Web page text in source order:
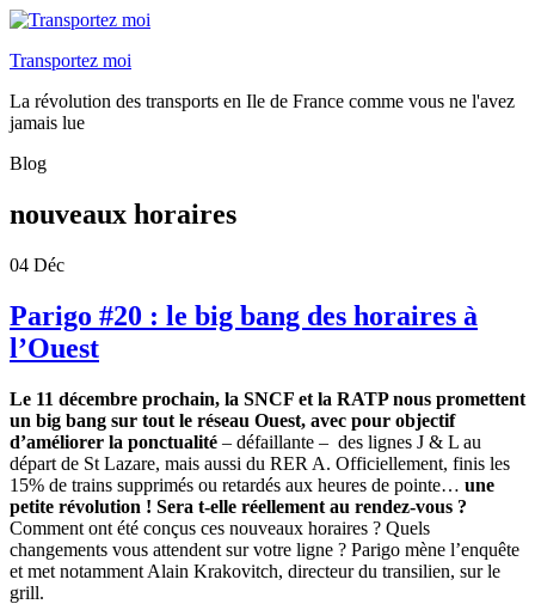
Transportez moi
La révolution des transports en Ile de France comme vous ne l'avez
jamais lue
Blog
nouveaux horaires
04 Déc
Parigo #20 : le big bang des horaires à
l’Ouest
Le 11 décembre prochain, la SNCF et la RATP nous promettent
un big bang sur tout le réseau Ouest, avec pour objectif
d’améliorer la ponctualité – défaillante – des lignes J & L au
départ de St Lazare, mais aussi du RER A. Officiellement, finis les
15% de trains supprimés ou retardés aux heures de pointe… une
petite révolution ! Sera t-elle réellement au rendez-vous ?
Comment ont été conçus ces nouveaux horaires ? Quels
changements vous attendent sur votre ligne ? Parigo mène l’enquête
et met notamment Alain Krakovitch, directeur du transilien, sur le
grill.